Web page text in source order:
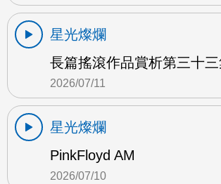
星光燦爛
長篇搖滾作品賞析第三十
2026/07/11
星光燦爛
PinkFloyd AM
2026/07/10